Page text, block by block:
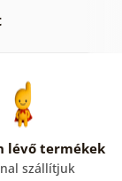
lévő termékek
szállítjuk